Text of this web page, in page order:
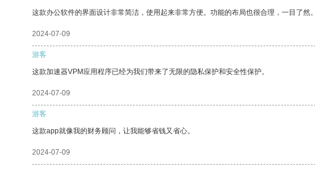
这款办公软件的界面设计非常简洁，使用起来非常方便。功能的布局也很合理，一目了然。
2024-07-09
游客
这款加速器VPM应用程序已经为我们带来了无限的隐私保护和安全性保护。
2024-07-09
游客
这款app就像我的财务顾问，让我能够省钱又省心。
2024-07-09